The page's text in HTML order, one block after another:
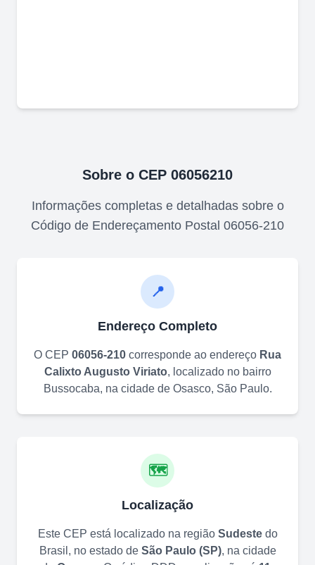
Sobre o CEP 06056210
Informações completas e detalhadas sobre o
Código de Endereçamento Postal 06056-210
📍
Endereço Completo
O CEP 06056-210 corresponde ao endereço Rua
Calixto Augusto Viriato, localizado no bairro
Bussocaba, na cidade de Osasco, São Paulo.
🗺️
Localização
Este CEP está localizado na região Sudestedo
Brasil, no estado de São Paulo(SP), na cidade